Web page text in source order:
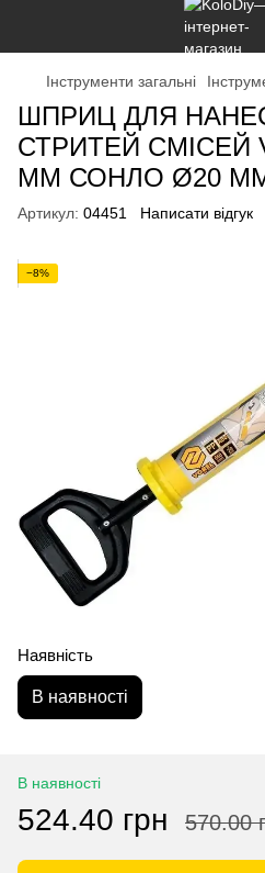
Інструменти загальні
ШПРИЦ ДЛЯ
СТРИТЕЙ СМІСЕЙ
ММ СОНЛО Ø20
Артикул: 04451 Написати відгук
−8%
Наявність
В наявності
В наявності
524.40 грн 570.00